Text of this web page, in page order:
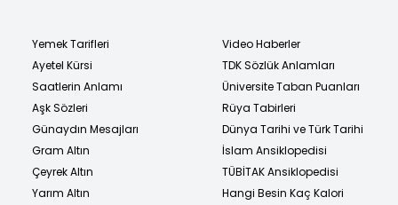
Yemek Tarifleri
Ayetel Kürsi
Saatlerin Anlamı
Aşk Sözleri
Günaydın Mesajları
Gram Altın
Çeyrek Altın
Yarım Altın
Video Haberler
TDK Sözlük Anlamları
Üniversite Taban Puanları
Rüya Tabirleri
Dünya Tarihi ve Türk Tarihi
İslam Ansiklopedisi
TÜBİTAK Ansiklopedisi
Hangi Besin Kaç Kalori